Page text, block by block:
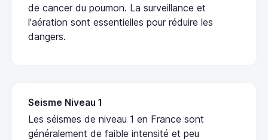
de cancer du poumon. La surveillance et
l'aération sont essentielles pour réduire les
dangers.
Seisme Niveau 1
Les séismes de niveau 1 en France sont
généralement de faible intensité et peu